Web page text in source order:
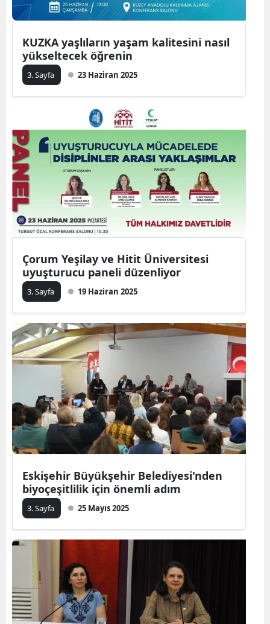
KUZKA yaşlıların yaşam kalitesini nasıl
yükseltecek öğrenin
3. Sayfa 23 Haziran 2025
Çorum Yeşilay ve Hitit Üniversitesi
uyuşturucu paneli düzenliyor
3. Sayfa 19 Haziran 2025
Eskişehir Büyükşehir Belediyesi'nden
biyoçeşitlilik için önemli adım
3. Sayfa 25 Mayıs 2025